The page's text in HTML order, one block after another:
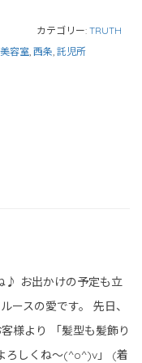
カテゴリー: TRUTH
美容室 西条 託児所
♪ お出かけの予定も立
ースの愛です。 先日、
様より 「髪型も髪飾り
ろしくね〜(^o^)v」 (着